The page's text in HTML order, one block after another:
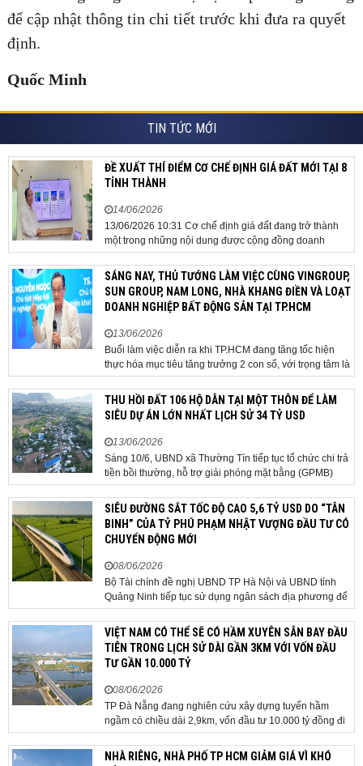
để cập nhật thông tin chi tiết trước khi đưa ra quyết
định.
Quốc Minh
TIN TỨC MỚI
ĐỀ XUẤT THÍ ĐIỂM CƠ CHẾ ĐỊNH GIÁ ĐẤT MỚI TẠI 8
TỈNH THÀNH
14/06/2026
13/06/2026 10:31 Cơ chế định giá đất đang trở thành
một trong những nội dung được cộng đồng doanh
nghiệp, các chuyên gia và cơ quan quản lý đặc biệt
quan tâm khi tác động trực tiếp đến quá trình triển khai
dự án, thu hút đầu tư và sự phát triển ổn định của...
SÁNG NAY, THỦ TƯỚNG LÀM VIỆC CÙNG VINGROUP,
SUN GROUP, NAM LONG, NHÀ KHANG ĐIỀN VÀ LOẠT
DOANH NGHIỆP BẤT ĐỘNG SẢN TẠI TP.HCM
13/06/2026
Buổi làm việc diễn ra khi TP.HCM đang tăng tốc hiện
thực hóa mục tiêu tăng trưởng 2 con số, với trọng tâm là
giải ngân đầu tư công, hoàn thiện mô hình chính quyền
địa phương 2 cấp, phát triển nhà ở xã hội và xử lý các
vướng mắc về cơ chế, chính...
THU HỒI ĐẤT 106 HỘ DÂN TẠI MỘT THÔN ĐỂ LÀM
SIÊU DỰ ÁN LỚN NHẤT LỊCH SỬ 34 TỶ USD
13/06/2026
Sáng 10/6, UBND xã Thường Tín tiếp tục tổ chức chi trả
tiền bồi thường, hỗ trợ giải phóng mặt bằng (GPMB)
cho 106 hộ gia đình, cá nhân thuộc diện thu hồi đất để
thực hiện dự án Khu đô thị thể thao Quốc tế Hà Nội trên
địa bàn thôn Nhuệ Giang. Trong...
SIÊU ĐƯỜNG SẮT TỐC ĐỘ CAO 5,6 TỶ USD DO “TÂN
BINH” CỦA TỶ PHÚ PHẠM NHẬT VƯỢNG ĐẦU TƯ CÓ
CHUYỂN ĐỘNG MỚI
08/06/2026
Bộ Tài chính đề nghị UBND TP Hà Nội và UBND tỉnh
Quảng Ninh tiếp tục sử dụng ngân sách địa phương để
thực hiện công tác giải phóng mặt bằng đối với phần
tuyến đi qua địa bàn hai địa phương, bảo đảm tiến độ
triển khai. Bộ Tài chính vừa có công văn...
VIỆT NAM CÓ THỂ SẼ CÓ HẦM XUYÊN SÂN BAY ĐẦU
TIÊN TRONG LỊCH SỬ DÀI GẦN 3KM VỚI VỐN ĐẦU
TƯ GẦN 10.000 TỶ
08/06/2026
TP Đà Nẵng đang nghiên cứu xây dựng tuyến hầm
ngầm có chiều dài 2,9km, vốn đầu tư 10.000 tỷ đồng đi
qua sân bay quốc tế. TP Đà Nẵng đang nghiên cứu một
phương án hạ tầng mang tính đột phá khi đề xuất xây
NHÀ RIÊNG, NHÀ PHỐ TP HCM GIẢM GIÁ VÌ KHÓ